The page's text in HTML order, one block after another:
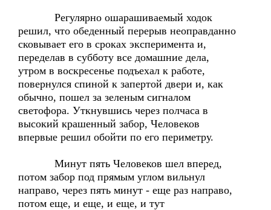
Регулярно ошарашиваемый ходок
решил, что обеденный перерыв неоправданно
сковывает его в сроках эксперимента и,
переделав в субботу все домашние дела,
утром в воскресенье подъехал к работе,
повернулся спиной к запертой двери и, как
обычно, пошел за зеленым сигналом
светофора. Уткнувшись через полчаса в
высокий крашенный забор, Человеков
впервые решил обойти по его периметру.
Минут пять Человеков шел вперед,
потом забор под прямым углом вильнул
направо, через пять минут - еще раз направо,
потом еще, и еще, и еще, и тут